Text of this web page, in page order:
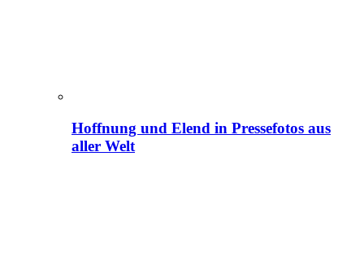
Hoffnung und Elend in Pressefotos aus
aller Welt